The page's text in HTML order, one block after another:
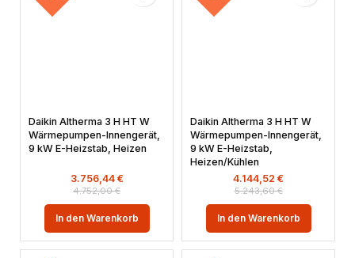
Daikin Altherma 3 H HT W
Wärmepumpen-Innengerät,
9 kW E-Heizstab, Heizen
4.752,00€
3.756,44 €
In den Warenkorb
Daikin Altherma 3 H HT W
Wärmepumpen-Innengerät,
9 kW E-Heizstab,
Heizen/Kühlen
5.243,60€
4.144,52 €
In den Warenkorb